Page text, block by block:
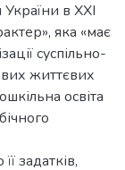
в ХХІ
яка «має
суспільно-
життєвих
освіта
задатків,